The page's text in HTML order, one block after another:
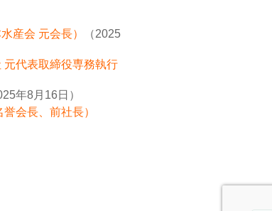
産会 元会長）
（2025
元代表取締役専務執行
年8月16日）
会長、前社長）